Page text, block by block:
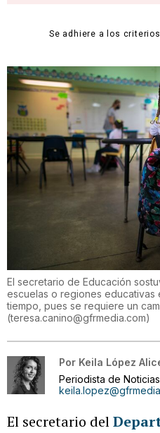
Se adhiere a los
El secretario de Educación
escuelas o regiones educativas
tiempo, pues se requiere un
(teresa.canino@gfrmedia.com)
Por Keila López
Periodista de Noticias
El secretario del